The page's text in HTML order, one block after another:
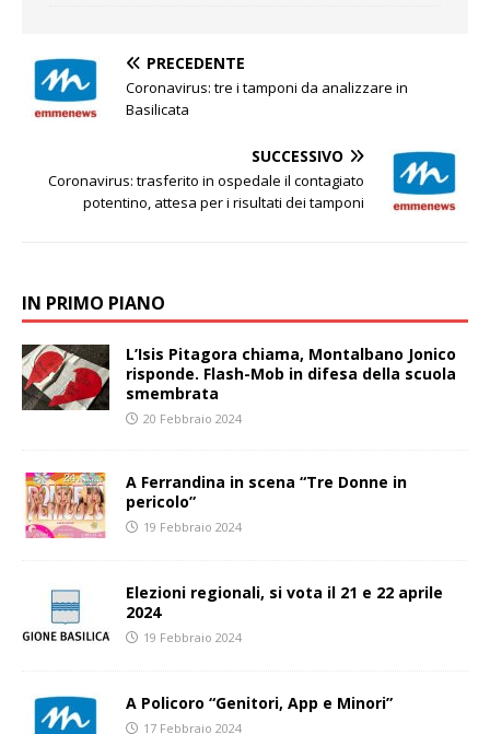
PRECEDENTE
Coronavirus: tre i tamponi da analizzare in
Basilicata
SUCCESSIVO
Coronavirus: trasferito in ospedale il contagiato
potentino, attesa per i risultati dei tamponi
IN PRIMO PIANO
L’Isis Pitagora chiama, Montalbano Jonico
risponde. Flash-Mob in difesa della scuola
smembrata
20 Febbraio 2024
A Ferrandina in scena “Tre Donne in
pericolo”
19 Febbraio 2024
Elezioni regionali, si vota il 21 e 22 aprile
2024
19 Febbraio 2024
A Policoro “Genitori, App e Minori”
17 Febbraio 2024